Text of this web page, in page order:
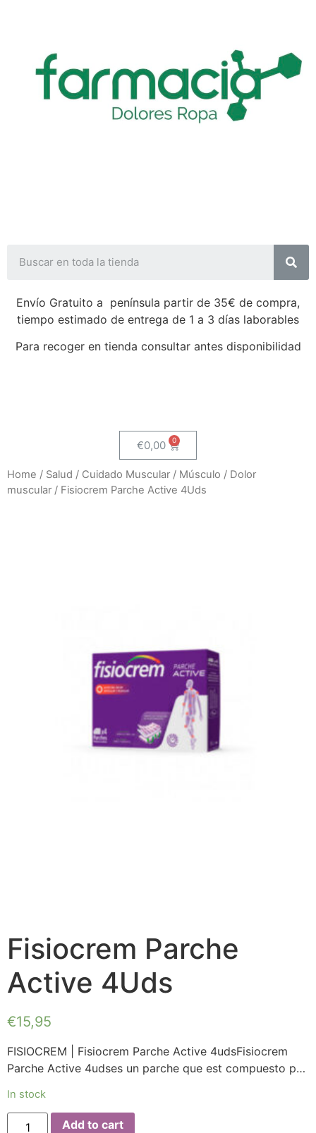
Envío Gratuito a península partir de 35€ de compra,
tiempo estimado de entrega de 1 a 3 días laborables
Para recoger en tienda consultar antes disponibilidad
€0,00
Home / Salud / Cuidado Muscular / Músculo / Dolor
muscular / Fisiocrem Parche Active 4Uds
Fisiocrem Parche
Active 4Uds
€15,95
FISIOCREM | Fisiocrem Parche Active 4udsFisiocrem
Parche Active 4udses un parche que est compuesto p…
In stock
Add to cart